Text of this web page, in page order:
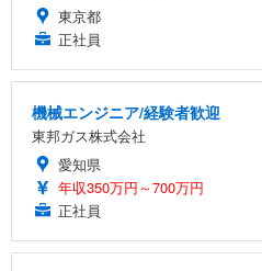
東京都
正社員
機械エンジニア/経験者歓迎
東邦ガス株式会社
愛知県
年収350万円～700万円
正社員